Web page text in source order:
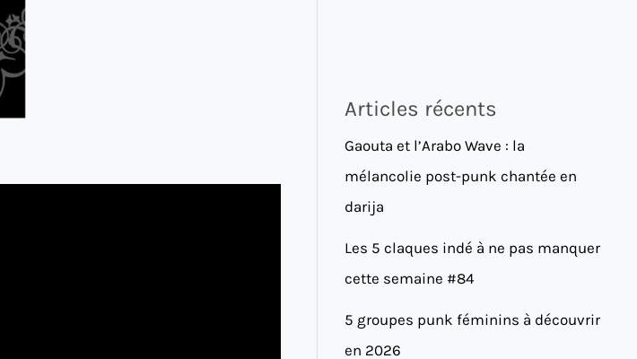
Articles récents
Gaouta et l’Arabo Wave : la
mélancolie post-punk chantée en
darija
Les 5 claques indé à ne pas manquer
cette semaine #84
5 groupes punk féminins à découvrir
en 2026